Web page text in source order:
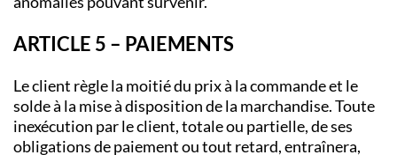
ARTICLE 5 – PAIEMENTS
Le client règle la moitié du prix à la commande et le
solde à la mise à disposition de la marchandise. Toute
inexécution par le client, totale ou partielle, de ses
obligations de paiement ou tout retard, entraînera,